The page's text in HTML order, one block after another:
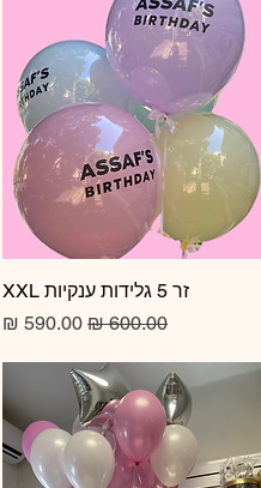
תצוגה מהירה
זר 5 גלידות ענקיות XXL
מחיר רגיל מחיר מבצע